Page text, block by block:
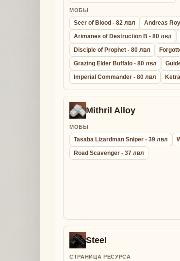
МОБЫ
Seer of Blood - 82 лвл
Andreas
Arimanes of Destruction B - 80 лвл
Disciple of Prophet - 80 лвл
Grazing Elder Buffalo - 80 лвл
Imperial Commander - 80 лвл
Mithril Alloy
МОБЫ
Tasaba Lizardman Sniper - 39 лвл
Road Scavenger - 37 лвл
Steel
СТРАНИЦА РЕСУРСА